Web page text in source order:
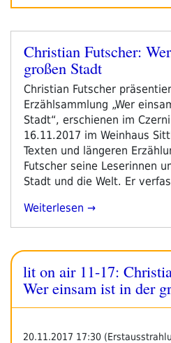
Welt
Veröffentlicht
am
Christian Futscher:
großen Stadt
Christian Futscher
Erzählsammlung „Wer
Stadt“, erschienen im
16.11.2017 im Weinhaus
Texten und längeren
Futscher seine Leserinnen
Stadt und die Welt. Er
„Christian
Einsam
Ist
In
Stadt“
Weiterlesen
lit on air 11-17:
Wer einsam ist in der
20.11.2017 17:30